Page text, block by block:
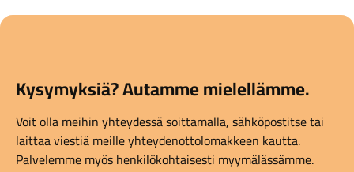
Kysymyksiä? Autamme mielellämme.
Voit olla meihin yhteydessä soittamalla, sähköpostitse tai
laittaa viestiä meille yhteydenottolomakkeen kautta.
Palvelemme myös henkilökohtaisesti myymälässämme.